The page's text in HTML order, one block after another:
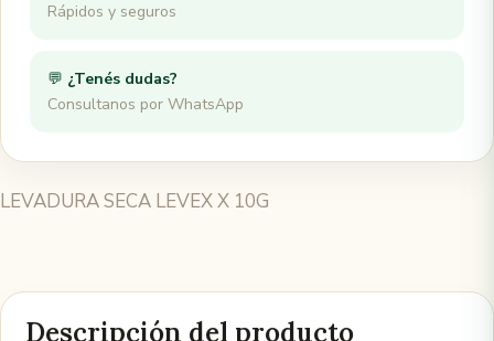
Rápidos y seguros
💬 ¿Tenés dudas?
Consultanos por WhatsApp
LEVADURA SECA LEVEX X 10G
Descripción del producto